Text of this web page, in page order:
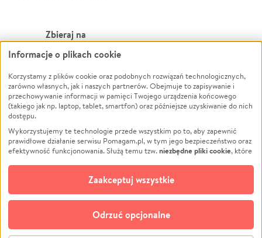
Zbieraj na
Leczenie
Zwierzęta
Pożar
Ukraina
Pomoc Finansowa
Projekty
Pogrzeb
Społeczność lokalna
Kultura
Powódź
Wichura
NGO
Edukacja
Podróż
Impreza
Ochrona środowiska
Biznes
Informacje o plikach cookie
Korzystamy z plików cookie oraz podobnych rozwiązań technologicznych,
zarówno własnych, jak i naszych partnerów. Obejmuje to zapisywanie i
przechowywanie informacji w pamięci Twojego urządzenia końcowego
(takiego jak np. laptop, tablet, smartfon) oraz późniejsze uzyskiwanie do nich
dostępu.
Wykorzystujemy te technologie przede wszystkim po to, aby zapewnić
prawidłowe działanie serwisu Pomagam.pl, w tym jego bezpieczeństwo oraz
efektywność funkcjonowania. Służą temu tzw.niezbędne pliki cookie, które
opcjonalnych plików cookie
technologii do celów analitycznych i retargetingowych. Możesz wyrazić
zgodę na ich stosowanie lub jej odmówić. W dowolnym momencie masz
możliwość zmiany swoich preferencji na stronie „Zarządzaj zgodami cookie”,
do której link znajdziesz w stopce serwisu Pomagam.pl. Opcjonalne pliki
cookie wykorzystywane są w następujących celach:
Odrzuć opcjonalne
Zaakceptuj wszystkie